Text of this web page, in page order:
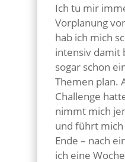
Ich tu mir
Vorplanung
hab ich mich
intensiv damit
sogar schon
Themen plan.
Challenge
nimmt mich
und führt
Ende – nach
ich eine